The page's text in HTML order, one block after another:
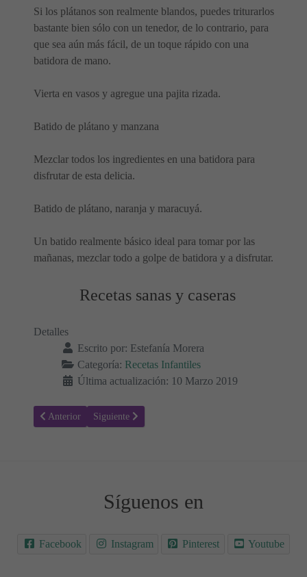
Si los plátanos son realmente blandos, puedes triturarlos
bastante bien sólo con un tenedor, de lo contrario, para
que sea aún más fácil, de un toque rápido con una
batidora de mano.
Vierta en vasos y agregue una pajita rizada.
Batido de plátano y manzana
Mezclar todos los ingredientes en una batidora para
disfrutar de esta delicia.
Batido de plátano, naranja y maracuyá.
Un batido realmente básico ideal para tomar por las
mañanas, mezclar todo a golpe de batidora y a disfrutar.
Recetas sanas y caseras
Detalles
Escrito por: Estefanía Morera
Categoría: Recetas Infantiles
Última actualización: 10 Marzo 2019
Artículo anterior: Receta para hacer Soufflés de pollo para niños
Anterior Artículo siguiente: Receta para hacer Curry de
Siguiente
Síguenos en
Facebook Instagram Pinterest Youtube